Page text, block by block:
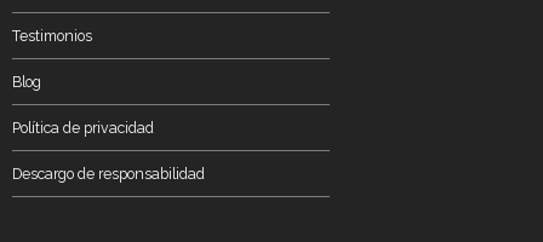
Testimonios
Blog
Política de privacidad
Descargo de responsabilidad